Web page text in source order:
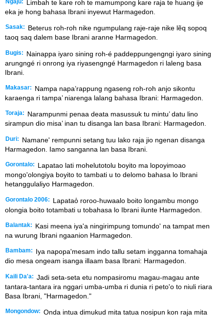
Ngaju:
Limbah te kare roh te mamumpong kare raja te huang ije
eka je hong bahasa Ibrani inyewut Harmagedon.
Sasak:
Beterus roh-roh nike ngumpulang raje-raje nike lẽq sopoq
taoq saq dalem base Ibrani aranne Harmagedon.
Bugis:
Nainappa iyaro sining roh-é paddeppungengngi iyaro sining
arungngé ri onrong iya riyasengngé Harmagedon ri laleng basa
Ibrani.
Makasar:
Nampa napa’rappung ngaseng roh-roh anjo sikontu
karaenga ri tampa’ niarenga lalang bahasa Ibrani: Harmagedon.
Toraja:
Narampunmi penaa deata masussuk tu mintu’ datu lino
sirampun dio misa’ inan tu disanga lan basa Ibrani: Harmagedon.
Duri:
Namane' rempunni setang tuu lako raja jio ngenan disanga
Harmagedon. Iamo sanganna lan basa Ibrani.
Gorontalo:
Lapatao lati mohelutotolu boyito ma lopoyimoao
mongo'olongiya boyito to tambati u to delomo bahasa lo Ibrani
hetanggulaliyo Harmagedon.
Gorontalo 2006:
Lapatao̒ roroo-huwaalo boito longambu mongo
olongia boito totambati u tobahasa lo Ibrani ilunte Harmagedon.
Balantak:
Kasi meena iya'a ningirimpung tomundo' na tampat men
na wurung Ibrani ngaanion Harmagedon.
Bambam:
Iya napopa'mesam indo tallu setam ingganna tomahaja
dio mesa ongeam isanga illaam basa Ibrani: Harmagedon.
Kaili Da'a: Jadi seta-seta etu nompasiromu magau-magau ante
tantara-tantara ira nggari umba-umba ri dunia ri peto'o to niuli riara
Basa Ibrani, "Harmagedon."
Mongondow: Onda intua dimukud mita tatua nosipun kon raja mita